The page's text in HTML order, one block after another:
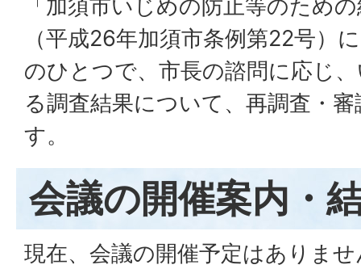
「加須市いじめの防止等のため
（平成26年加須市条例第22号）
のひとつで、市長の諮問に応じ
る調査結果について、再調査・
す。
会議の開催案内・
現在、会議の開催予定はありま